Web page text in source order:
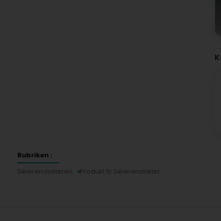
Rubriken :
Déierendokteren
Produkt fir Déierendokter